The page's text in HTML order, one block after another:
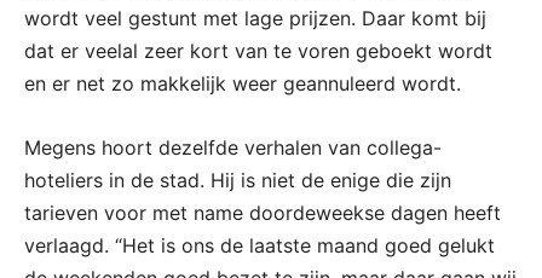
wordt veel gestunt met lage prijzen. Daar komt bij
dat er veelal zeer kort van te voren geboekt wordt
en er net zo makkelijk weer geannuleerd wordt.
Megens hoort dezelfde verhalen van collega-
hoteliers in de stad. Hij is niet de enige die zijn
tarieven voor met name doordeweekse dagen heeft
verlaagd. “Het is ons de laatste maand goed gelukt